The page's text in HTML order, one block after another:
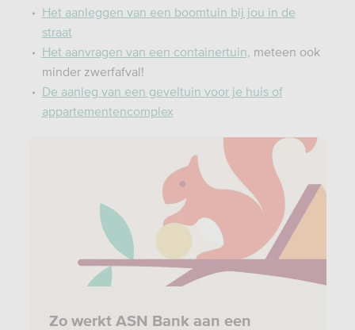
Het aanleggen van een boomtuin bij jou in de
straat
Het aanvragen van een containertuin, meteen ook
minder zwerfafval!
De aanleg van een geveltuin voor je huis of
appartementencomplex
Zo werkt ASN Bank aan een